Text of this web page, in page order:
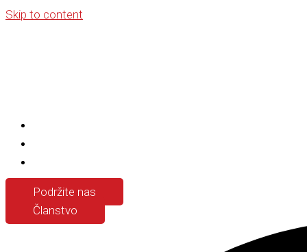
Skip to content
Podržite nas
Članstvo